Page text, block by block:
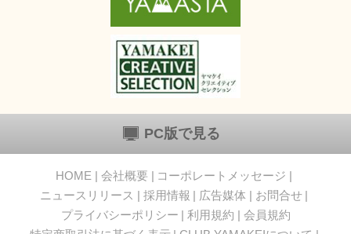
PC版で見る
HOME 会社概要
コーポレートメッセージ
ニュースリリース
採用情報 広告媒体
お問合せ
プライバシーポリシー
利用規約
会員規約